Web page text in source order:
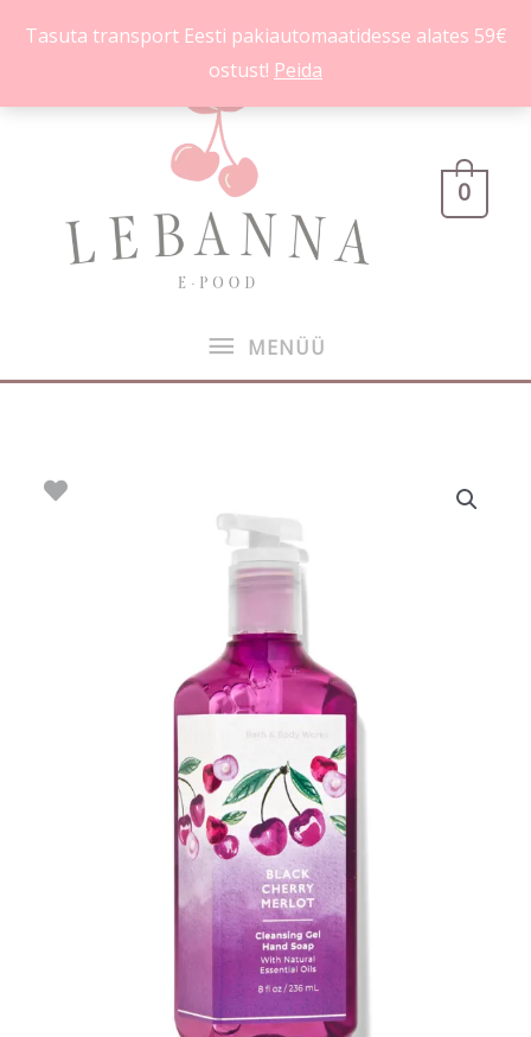
Tasuta transport Eesti pakiautomaatidesse alates 59€
ostust! Peida
MENÜÜ
MENÜÜ
0
Black
Cherry